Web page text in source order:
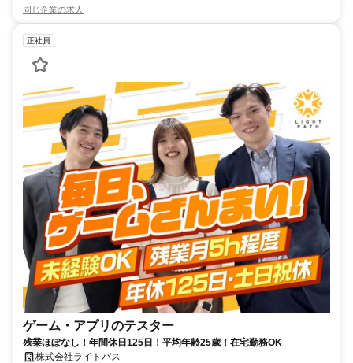
同じ企業の求人
正社員
ゲーム・アプリのテスター
残業ほぼなし！年間休日125日！平均年齢25歳！在宅勤務OK
株式会社ライトパス